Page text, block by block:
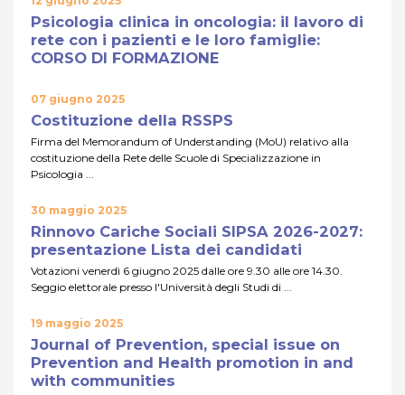
Psicologia clinica in oncologia: il lavoro di
rete con i pazienti e le loro famiglie:
CORSO DI FORMAZIONE
07 giugno 2025
Costituzione della RSSPS
Firma del Memorandum of Understanding (MoU) relativo alla
costituzione della Rete delle Scuole di Specializzazione in
Psicologia ...
30 maggio 2025
Rinnovo Cariche Sociali SIPSA 2026-2027:
presentazione Lista dei candidati
Votazioni venerdì 6 giugno 2025 dalle ore 9.30 alle ore 14.30.
Seggio elettorale presso l'Università degli Studi di ...
19 maggio 2025
Journal of Prevention, special issue on
Prevention and Health promotion in and
with communities